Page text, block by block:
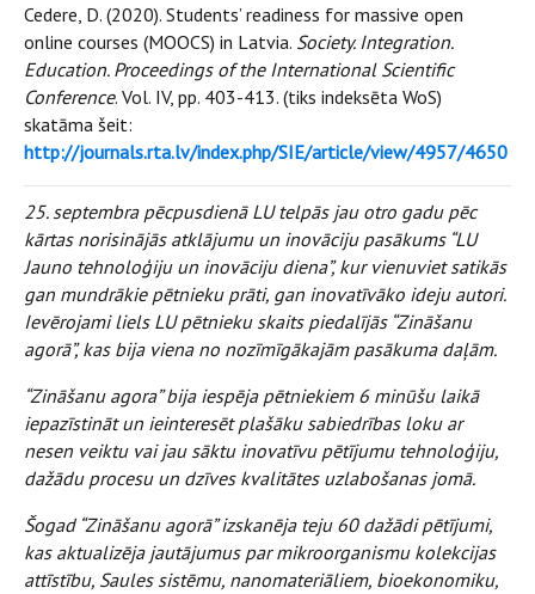
Cedere, D. (2020). Students’ readiness for massive open
online courses (MOOCS) in Latvia. Society. Integration.
Education. Proceedings of the International Scientific
Conference. Vol. IV, pp. 403-413. (tiks indeksēta WoS)
skatāma šeit:
http://journals.rta.lv/index.php/SIE/article/view/4957/4650
25. septembra pēcpusdienā LU telpās jau otro gadu pēc
kārtas norisinājās atklājumu un inovāciju pasākums “LU
Jauno tehnoloģiju un inovāciju diena”, kur vienuviet satikās
gan mundrākie pētnieku prāti, gan inovatīvāko ideju autori.
Ievērojami liels LU pētnieku skaits piedalījās “Zināšanu
agorā”, kas bija viena no nozīmīgākajām pasākuma daļām.
“Zināšanu agora” bija iespēja pētniekiem 6 minūšu laikā
iepazīstināt un ieinteresēt plašāku sabiedrības loku ar
nesen veiktu vai jau sāktu inovatīvu pētījumu tehnoloģiju,
dažādu procesu un dzīves kvalitātes uzlabošanas jomā.
Šogad “Zināšanu agorā” izskanēja teju 60 dažādi pētījumi,
kas aktualizēja jautājumus par mikroorganismu kolekcijas
attīstību, Saules sistēmu, nanomateriāliem, bioekonomiku,